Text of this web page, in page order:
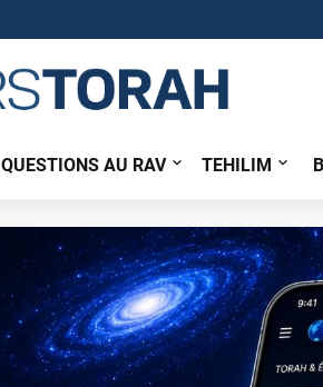
QUESTIONS AU RAV TEHILIM